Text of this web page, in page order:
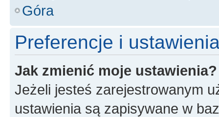
Góra
Preferencje i
Jak zmienić moje ustawienia?
Jeżeli jesteś zarejestrowanym
ustawienia są zapisywane w